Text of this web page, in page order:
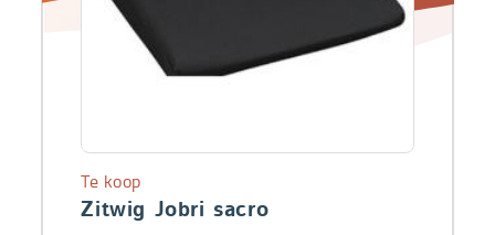
Zitwig Jobri sacro
Te koop